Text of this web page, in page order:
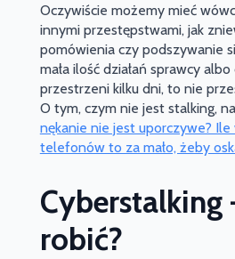
Oczywiście możemy mieć
innymi przestępstwami, jak
pomówienia czy podszywanie
mała ilość działań sprawcy albo
przestrzeni kilku dni, to nie
O tym, czym nie jest stalking,
nękanie nie jest uporczywe? Ile
telefonów to za mało, żeby
Cyberstalking
robić?